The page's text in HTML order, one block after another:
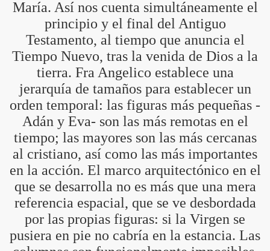
María. Así nos cuenta simultáneamente el
principio y el final del Antiguo
Testamento, al tiempo que anuncia el
Tiempo Nuevo, tras la venida de Dios a la
tierra. Fra Angelico establece una
jerarquía de tamaños para establecer un
orden temporal: las figuras más pequeñas -
Adán y Eva- son las más remotas en el
tiempo; las mayores son las más cercanas
al cristiano, así como las más importantes
en la acción. El marco arquitectónico en el
que se desarrolla no es más que una mera
referencia espacial, que se ve desbordada
por las propias figuras: si la Virgen se
pusiera en pie no cabría en la estancia. Las